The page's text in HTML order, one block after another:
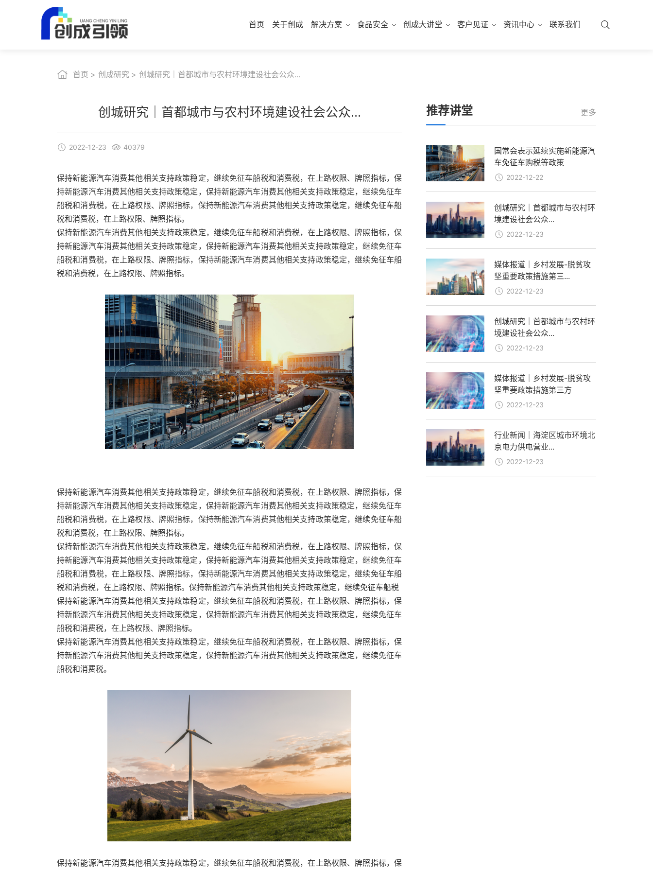
首页 关于创成 解决方案 食品安全 创成大讲堂 客户见证 资讯中心 联系我们
首页 创成研究 创城研究｜首都城市与农村环境建设社会公众...
创城研究｜首都城市与农村环境建设社会公众...
2022-12-23 40379
保持新能源汽车消费其他相关支持政策稳定，继续免征车船税和消费税，在上路权限、牌照指标，保
持新能源汽车消费其他相关支持政策稳定，保持新能源汽车消费其他相关支持政策稳定，继续免征车
船税和消费税，在上路权限、牌照指标，保持新能源汽车消费其他相关支持政策稳定，继续免征车船
税和消费税，在上路权限、牌照指标。
保持新能源汽车消费其他相关支持政策稳定，继续免征车船税和消费税，在上路权限、牌照指标，保
持新能源汽车消费其他相关支持政策稳定，保持新能源汽车消费其他相关支持政策稳定，继续免征车
船税和消费税，在上路权限、牌照指标，保持新能源汽车消费其他相关支持政策稳定，继续免征车船
税和消费税，在上路权限、牌照指标。
保持新能源汽车消费其他相关支持政策稳定，继续免征车船税和消费税，在上路权限、牌照指标，保
持新能源汽车消费其他相关支持政策稳定，保持新能源汽车消费其他相关支持政策稳定，继续免征车
船税和消费税，在上路权限、牌照指标，保持新能源汽车消费其他相关支持政策稳定，继续免征车船
税和消费税，在上路权限、牌照指标。
保持新能源汽车消费其他相关支持政策稳定，继续免征车船税和消费税，在上路权限、牌照指标，保
持新能源汽车消费其他相关支持政策稳定，保持新能源汽车消费其他相关支持政策稳定，继续免征车
船税和消费税，在上路权限、牌照指标，保持新能源汽车消费其他相关支持政策稳定，继续免征车船
税和消费税，在上路权限、牌照指标。保持新能源汽车消费其他相关支持政策稳定，继续免征车船税
保持新能源汽车消费其他相关支持政策稳定，继续免征车船税和消费税，在上路权限、牌照指标，保
持新能源汽车消费其他相关支持政策稳定，保持新能源汽车消费其他相关支持政策稳定，继续免征车
船税和消费税，在上路权限、牌照指标。
保持新能源汽车消费其他相关支持政策稳定，继续免征车船税和消费税，在上路权限、牌照指标，保
持新能源汽车消费其他相关支持政策稳定，保持新能源汽车消费其他相关支持政策稳定，继续免征车
船税和消费税。
保持新能源汽车消费其他相关支持政策稳定，继续免征车船税和消费税，在上路权限、牌照指标，保
推荐讲堂 更多
国常会表示延续实施新能源汽
车免征车购税等政策
2022-12-22
创城研究｜首都城市与农村环
境建设社会公众...
2022-12-23
媒体报道｜乡村发展-脱贫攻
坚重要政策措施第三...
2022-12-23
创城研究｜首都城市与农村环
境建设社会公众...
2022-12-23
媒体报道｜乡村发展-脱贫攻
坚重要政策措施第三方
2022-12-23
行业新闻｜海淀区城市环境北
京电力供电营业...
2022-12-23